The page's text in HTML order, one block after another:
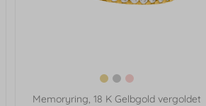
Memoryring, 18 K Gelbgold vergoldet